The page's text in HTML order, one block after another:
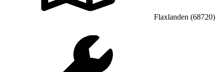
Flaxlanden (68720)